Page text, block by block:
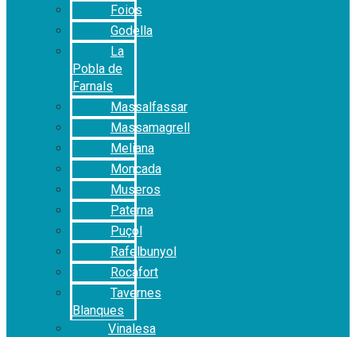
Foios
Godella
La
Pobla de
Farnals
Massalfassar
Massamagrell
Meliana
Moncada
Museros
Paterna
Puçol
Rafelbunyol
Rocafort
Tavernes
Blanques
Vinalesa